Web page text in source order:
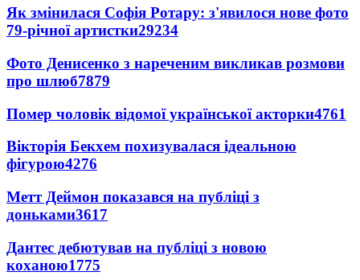
Як змінилася Софія Ротару: з'явилося нове фото
79-річної артистки29234
Фото Денисенко з нареченим викликав розмови
про шлюб7879
Помер чоловік відомої української акторки4761
Вікторія Бекхем похизувалася ідеальною
фігурою4276
Метт Деймон показався на публіці з
доньками3617
Дантес дебютував на публіці з новою
коханою1775